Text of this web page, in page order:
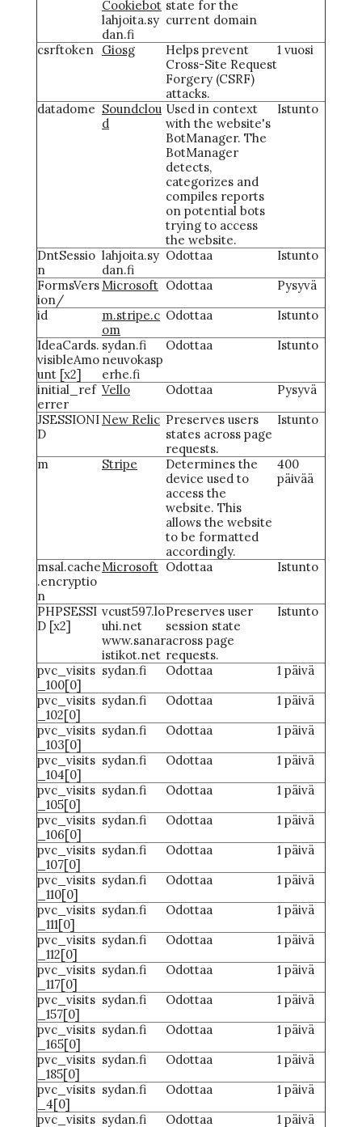
Cookiebot
lahjoita.sy
dan.fi
state for the
current domain
csrftoken Giosg
Helps prevent
Cross-Site Request
Forgery (CSRF)
attacks.
1 vuosi
datadome Soundclou
d
Used in context
with the website's
BotManager. The
BotManager
detects,
categorizes and
compiles reports
on potential bots
trying to access
the website.
Istunto
DntSessio
n
lahjoita.sy
dan.fi
Odottaa
Istunto
FormsVers
ion/
Microsoft Odottaa
Pysyvä
id
m.stripe.c
om
Odottaa
Istunto
IdeaCards.
visibleAmo
unt [x2]
sydan.fi
neuvokasp
erhe.fi
Odottaa Istunto
initial_ref
errer
Vello Odottaa
Pysyvä
JSESSIONI
D
New Relic Preserves users
states across page
requests.
Istunto
m Stripe
Determines the
device used to
access the
website. This
allows the website
to be formatted
accordingly.
400
päivää
msal.cache
.encryptio
n
Microsoft Odottaa Istunto
PHPSESSI
D [x2]
vcust597.lo
uhi.net
www.sanar
istikot.net
Preserves user
session state
across page
requests.
Istunto
pvc_visits
_100[0]
sydan.fi Odottaa
1 päivä
pvc_visits
_102[0]
sydan.fi Odottaa
1 päivä
pvc_visits
_103[0]
sydan.fi Odottaa
1 päivä
pvc_visits
_104[0]
sydan.fi Odottaa
1 päivä
pvc_visits
_105[0]
sydan.fi Odottaa
1 päivä
pvc_visits
_106[0]
sydan.fi Odottaa
1 päivä
pvc_visits
_107[0]
sydan.fi Odottaa
1 päivä
pvc_visits
_110[0]
sydan.fi Odottaa
1 päivä
pvc_visits
_111[0]
sydan.fi Odottaa
1 päivä
pvc_visits
_112[0]
sydan.fi Odottaa
1 päivä
pvc_visits
_117[0]
sydan.fi Odottaa
1 päivä
pvc_visits
_157[0]
sydan.fi Odottaa
1 päivä
pvc_visits
_165[0]
sydan.fi Odottaa
1 päivä
pvc_visits
_185[0]
sydan.fi Odottaa
1 päivä
pvc_visits
_4[0]
sydan.fi Odottaa
1 päivä
pvc_visits sydan.fi Odottaa
1 päivä